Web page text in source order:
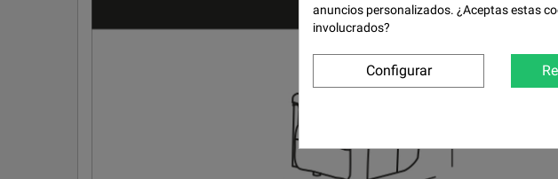
anuncios personalizados. ¿Aceptas estas
involucrados?
Configurar